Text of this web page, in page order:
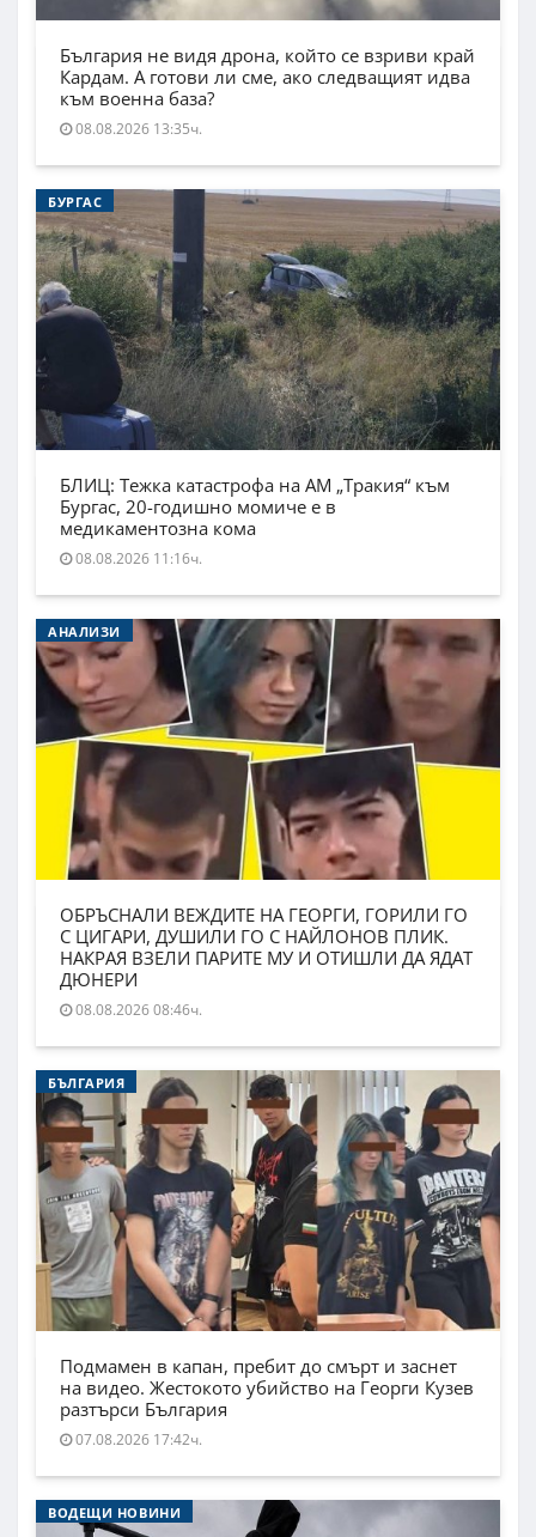
България не видя дрона, който се взриви край
Кардам. А готови ли сме, ако следващият идва
към военна база?
08.08.2026 13:35ч.
БУРГАС
БЛИЦ: Тежка катастрофа на АМ „Тракия“ към
Бургас, 20-годишно момиче е в
медикаментозна кома
08.08.2026 11:16ч.
АНАЛИЗИ
ОБРЪСНАЛИ ВЕЖДИТЕ НА ГЕОРГИ, ГОРИЛИ ГО
С ЦИГАРИ, ДУШИЛИ ГО С НАЙЛОНОВ ПЛИК.
НАКРАЯ ВЗЕЛИ ПАРИТЕ МУ И ОТИШЛИ ДА ЯДАТ
ДЮНЕРИ
08.08.2026 08:46ч.
БЪЛГАРИЯ
Подмамен в капан, пребит до смърт и заснет
на видео. Жестокото убийство на Георги Кузев
разтърси България
07.08.2026 17:42ч.
ВОДЕЩИ НОВИНИ